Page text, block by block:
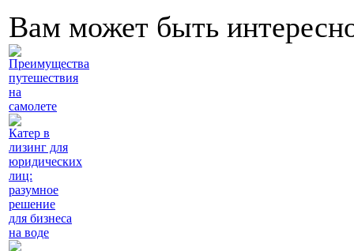
Вам может быть
Преимущества
путешествия
на
самолете
Катер в
лизинг для
юридических
лиц:
разумное
решение
для бизнеса
на воде